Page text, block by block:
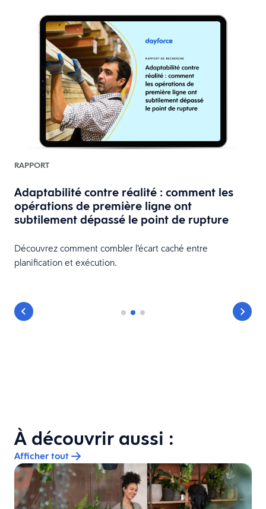
RAPPORT
Adaptabilité contre réalité : comment les
opérations de première ligne ont
subtilement dépassé le point de rupture
Découvrez comment combler l’écart caché entre
planification et exécution.
À découvrir aussi :
Afficher tout